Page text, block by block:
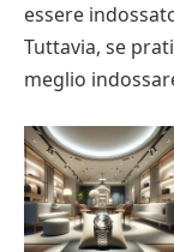
essere
Tuttavia, se
meglio